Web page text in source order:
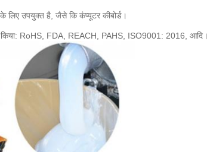
उपयुक्त है, जैसे कि कंप्यूटर कीबोर्ड।
किया: RoHS, FDA, REACH, PAHS, ISO9001: 2016, आदि।